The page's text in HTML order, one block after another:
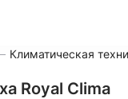
Климатическая
Royal Clima